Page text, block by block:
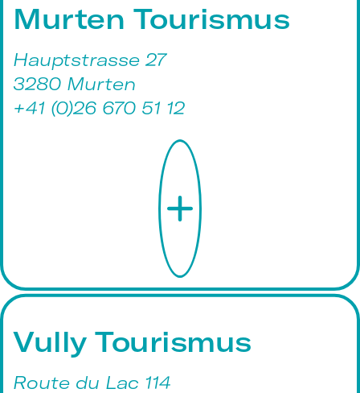
Murten Tourismus
Hauptstrasse 27
3280 Murten
+41 (0)26 670 51 12
Vully Tourismus
Route du Lac 114